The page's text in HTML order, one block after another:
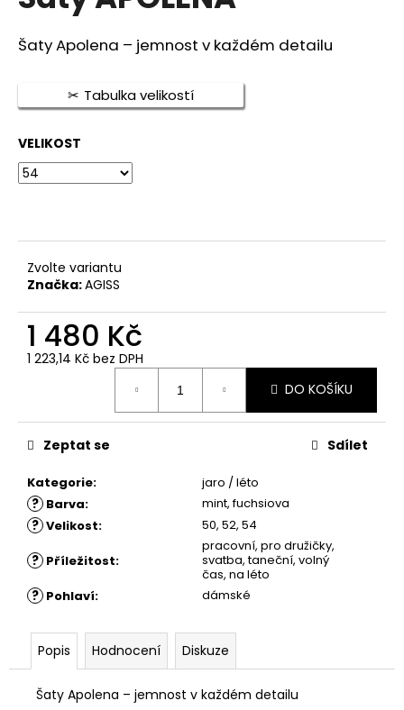
z
5
Šaty Apolena – jemnost v každém detailu
Tabulka velikostí
VELIKOST
Zvolte variantu
Značka:AGISS
1 480 Kč
1 223,14 Kč bez DPH
DO KOŠÍKU
Kategorie: jaro / léto
? Barva: mint, fuchsiova
? Velikost: 50, 52, 54
? Příležitost:
pracovní, pro družičky,
svatba, taneční, volný
čas, na léto
? Pohlaví: dámské
Zeptat se Sdílet
Popis Hodnocení Diskuze
Šaty Apolena – jemnost v každém detailu
j
?
D
o
p
o
u
m
e
ŠATY
AGATA
ÚPLETOVÉ
880
Kč